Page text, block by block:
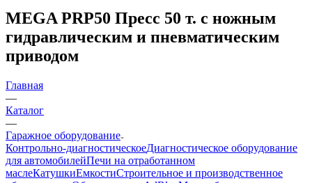
MEGA PRP50 Пресс 50 т. с ножным
гидравлическим и пневматическим
приводом
Главная
—
Каталог
—
Гаражное оборудование
Контрольно-диагностическоеДиагностическое оборудование
для автомобилейПечи на отработанном
маслеКатушкиЕмкостиСтроительное и производственное